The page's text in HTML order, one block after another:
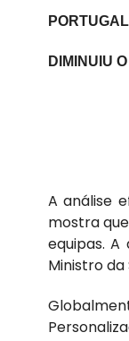
DIMINUIU
A análise
mostra
equipas.
Ministro da